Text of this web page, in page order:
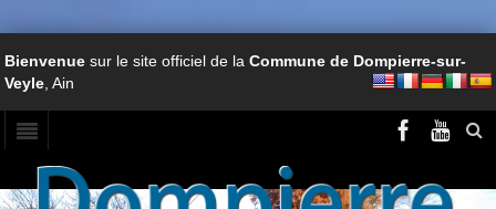
Bienvenuesur le site officiel de laCommune de Dompierre-sur-
Veyle , Ain